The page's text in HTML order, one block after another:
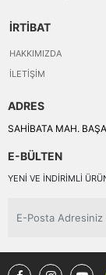
İRTİBAT
HAKKIMIZDA
İLETIŞIM
ADRES
SAHİBATA MAH.
E-BÜLTEN
YENI VE INDIRIMLI